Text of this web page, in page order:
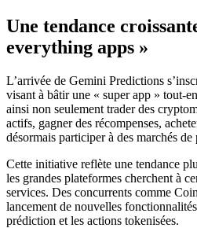
Une tendance
everything apps »
L’arrivée de Gemini Predictions
visant à bâtir une « super app » tout-
ainsi non seulement trader des
actifs, gagner des récompenses,
désormais participer à des marchés
Cette initiative reflète une tendance
les grandes plateformes cherchent à
services. Des concurrents comme
lancement de nouvelles
prédiction et les actions tokenisées.